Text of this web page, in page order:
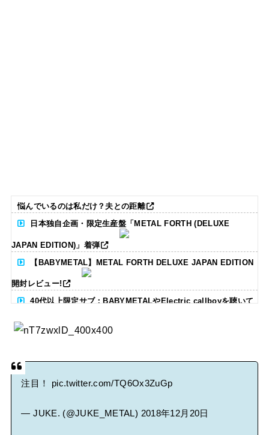
悩んでいるのは私だけ？夫との距離
日本独自企画・限定生産盤「METAL FORTH (DELUXE
JAPAN EDITION)」着弾
【BABYMETAL】METAL FORTH DELUXE JAPAN EDITION
開封レビュー!
40代以上限定サブ：BABYMETALやElectric callboyを聴いて
る人いる？ 【海外の反応】
注目！ pic.twitter.com/TQ6Ox3ZuGp
— JUKE. (@JUKE_METAL) 2018年12月20日